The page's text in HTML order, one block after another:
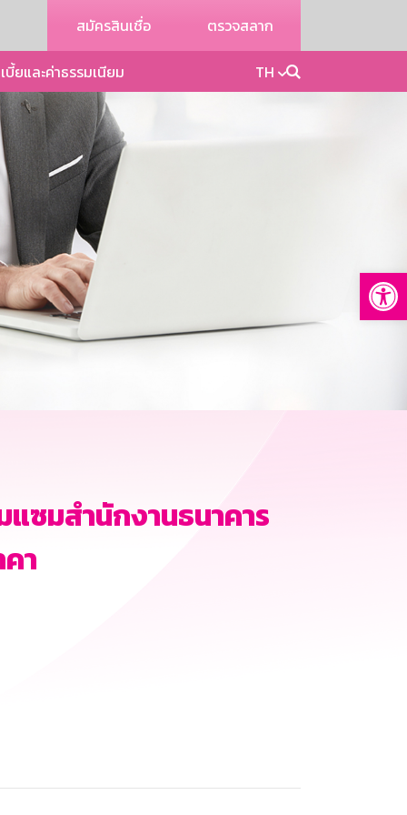
สมัครสินเชื่อ ตรวจสลาก
บี้ยและค่าธรรมเนียม TH
ซมสำนักงานธนาคาร
า